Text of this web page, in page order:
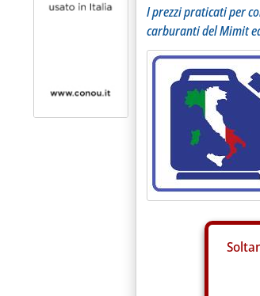
I prezzi praticati per
carburanti del Mimit